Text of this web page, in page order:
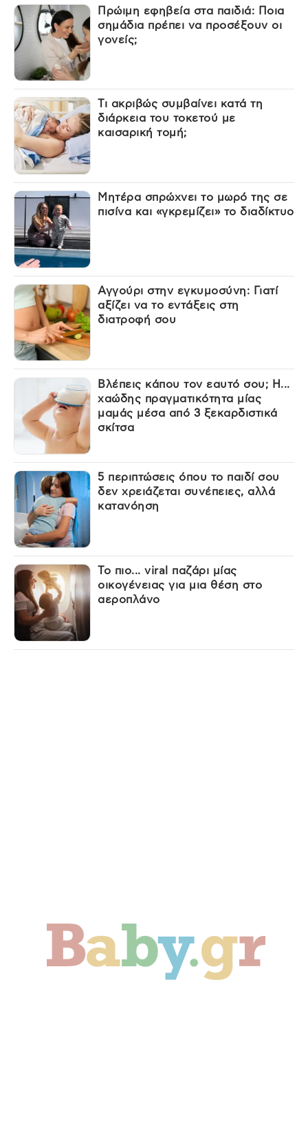
Πρώιμη εφηβεία στα παιδιά: Ποια
σημάδια πρέπει να προσέξουν οι
γονείς;
Τι ακριβώς συμβαίνει κατά τη
διάρκεια του τοκετού με
καισαρική τομή;
Μητέρα σπρώχνει το μωρό της σε
πισίνα και «γκρεμίζει» το διαδίκτυο
Αγγούρι στην εγκυμοσύνη: Γιατί
αξίζει να το εντάξεις στη
διατροφή σου
Βλέπεις κάπου τον εαυτό σου; Η...
χαώδης πραγματικότητα μίας
μαμάς μέσα από 3 ξεκαρδιστικά
σκίτσα
5 περιπτώσεις όπου το παιδί σου
δεν χρειάζεται συνέπειες, αλλά
κατανόηση
Το πιο... viral παζάρι μίας
οικογένειας για μια θέση στο
αεροπλάνο